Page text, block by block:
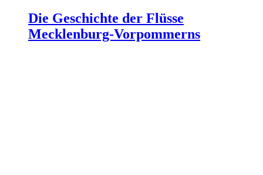
Die Geschichte der Flüsse
Mecklenburg-Vorpommerns